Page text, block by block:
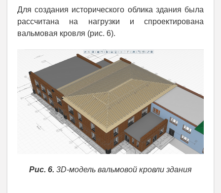
Для создания исторического облика здания была
рассчитана на нагрузки и спроектирована
вальмовая кровля (рис. 6).
Рис. 6. 3D-модель вальмовой кровли здания